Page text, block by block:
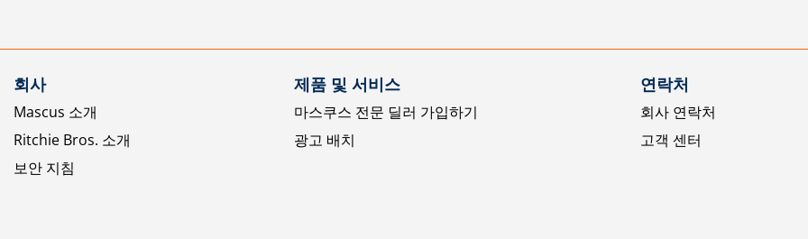
회사
Mascus 소개
Ritchie Bros. 소개
보안 지침
제품 및 서비스
마스쿠스 전문 딜러 가입하기
광고 배치
연락처
회사 연락처
고객 센터